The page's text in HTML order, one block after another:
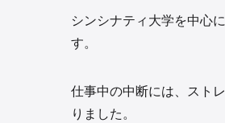
シンシナティ大学を中心
す。
仕事中の中断には、スト
りました。